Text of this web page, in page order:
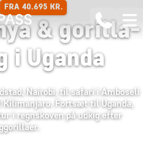
FRA 40.695 KR.
& gorilla-
i Uganda
Nairobi, til safari i Amboseli
Fortsæt til Uganda,
i regnskoven på udkig efter